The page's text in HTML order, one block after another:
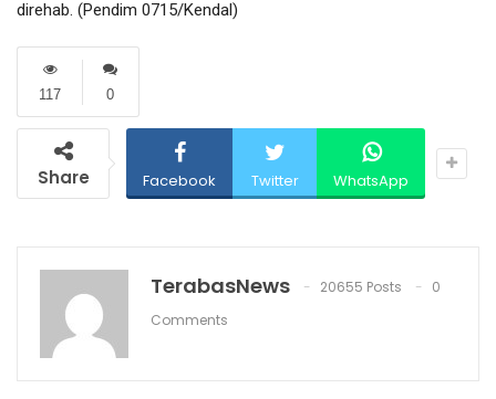
direhab. (Pendim 0715/Kendal)
0
117
Share Facebook Twitter WhatsApp
TerabasNews 20655 Posts
0
Comments